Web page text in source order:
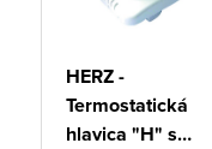
HERZ -
Termostatická
hlavica "H" s